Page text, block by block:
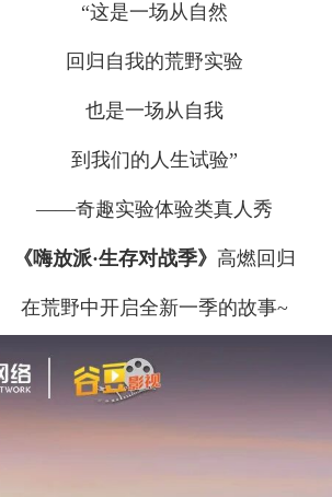
“这是一场从自然
回归自我的荒野实验
也是一场从自我
到我们的人生试验”
——奇趣实验体验类真人秀
《嗨放派·生存对战季》 高燃回归
在荒野中开启全新一季的故事~